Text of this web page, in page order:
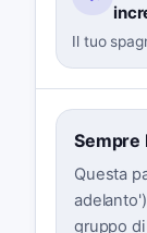
Il tuo
Sempre
Questa
gruppo